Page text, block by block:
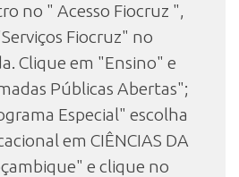
no " Acesso Fiocruz ",
Fiocruz" no
Clique em "Ensino" e
Públicas Abertas";
Especial" escolha
em CIÊNCIAS DA
e clique no